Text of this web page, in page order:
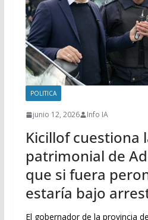
POLITICA
junio 12, 2026 Info IA
Kicillof cuestiona
patrimonial de
que si fuera
estaría bajo
El gobernador de la provincia